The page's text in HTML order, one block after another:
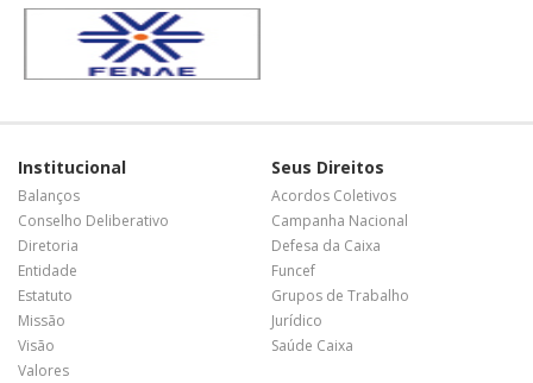
Institucional
Balanços
Conselho Deliberativo
Diretoria
Entidade
Estatuto
Missão
Visão
Valores
Seus Direitos
Acordos Coletivos
Campanha Nacional
Defesa da Caixa
Funcef
Grupos de Trabalho
Jurídico
Saúde Caixa